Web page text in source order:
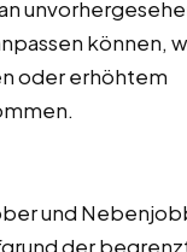
können,
oder erhöhtem
und
der